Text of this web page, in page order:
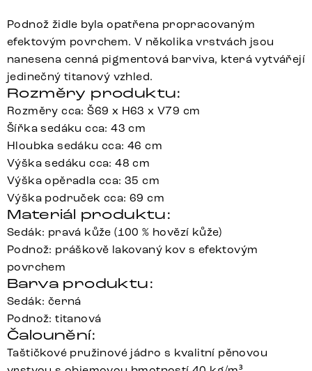
Podnož židle byla opatřena propracovaným
efektovým povrchem. V několika vrstvách jsou
nanesena cenná pigmentová barviva, která vytvářejí
jedinečný titanový vzhled.
Rozměry produktu:
Rozměry cca: Š69 x H63 x V79 cm
Šířka sedáku cca: 43 cm
Hloubka sedáku cca: 46 cm
Výška sedáku cca: 48 cm
Výška opěradla cca: 35 cm
Výška područek cca: 69 cm
Materiál produktu:
Sedák: pravá kůže (100 % hovězí kůže)
Podnož: práškově lakovaný kov s efektovým
povrchem
Barva produktu:
Sedák: černá
Podnož: titanová
Čalounění:
Taštičkové pružinové jádro s kvalitní pěnovou